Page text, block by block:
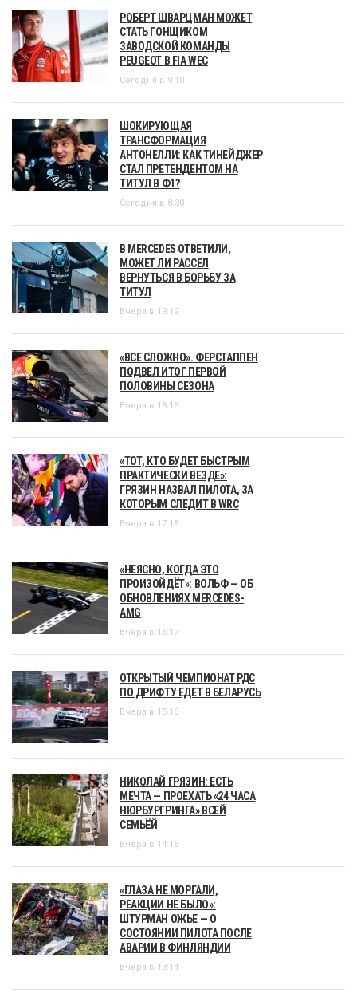
РОБЕРТ ШВАРЦМАН МОЖЕТ
СТАТЬ ГОНЩИКОМ
ЗАВОДСКОЙ КОМАНДЫ
PEUGEOT В FIA WEC
Сегодня в 9:10
ШОКИРУЮЩАЯ
ТРАНСФОРМАЦИЯ
АНТОНЕЛЛИ: КАК ТИНЕЙДЖЕР
СТАЛ ПРЕТЕНДЕНТОМ НА
ТИТУЛ В Ф1?
Сегодня в 8:30
В MERCEDES ОТВЕТИЛИ,
МОЖЕТ ЛИ РАССЕЛ
ВЕРНУТЬСЯ В БОРЬБУ ЗА
ТИТУЛ
Вчера в 19:12
«ВСЕ СЛОЖНО». ФЕРСТАППЕН
ПОДВЕЛ ИТОГ ПЕРВОЙ
ПОЛОВИНЫ СЕЗОНА
Вчера в 18:15
«ТОТ, КТО БУДЕТ БЫСТРЫМ
ПРАКТИЧЕСКИ ВЕЗДЕ»:
ГРЯЗИН НАЗВАЛ ПИЛОТА, ЗА
КОТОРЫМ СЛЕДИТ В WRC
Вчера в 17:18
«НЕЯСНО, КОГДА ЭТО
ПРОИЗОЙДЁТ»: ВОЛЬФ — ОБ
ОБНОВЛЕНИЯХ MERCEDES-
AMG
Вчера в 16:17
ОТКРЫТЫЙ ЧЕМПИОНАТ РДС
ПО ДРИФТУ ЕДЕТ В БЕЛАРУСЬ
Вчера в 15:16
НИКОЛАЙ ГРЯЗИН: ЕСТЬ
МЕЧТА — ПРОЕХАТЬ «24 ЧАСА
НЮРБУРГРИНГА» ВСЕЙ
СЕМЬЁЙ
Вчера в 14:15
«ГЛАЗА НЕ МОРГАЛИ,
РЕАКЦИИ НЕ БЫЛО»:
ШТУРМАН ОЖЬЕ — О
СОСТОЯНИИ ПИЛОТА ПОСЛЕ
АВАРИИ В ФИНЛЯНДИИ
Вчера в 13:14